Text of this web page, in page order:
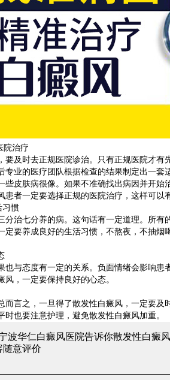
治疗
要及时去正规医院诊治。只有正规医院才
专业的医疗团队根据检查的结果制定出一
些皮肤病很像。如果不准确找出病因并开
患者一定要选择正规的医院治疗，这样可以
惯
分治七分养的病。这句话有一定道理。所
定要养成良好的生活习惯，不熬夜，不抽烟
也与态度有一定的关系。负面情绪会影响
风，一定要保持良好的心态。
而言之，一旦得了散发性白癜风，一定要
时也要注意护理，避免散发性白癜风加重。
波华仁白癜风医院告诉你散发性白癜
随意评价